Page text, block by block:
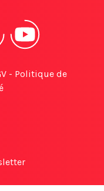
- Politique de